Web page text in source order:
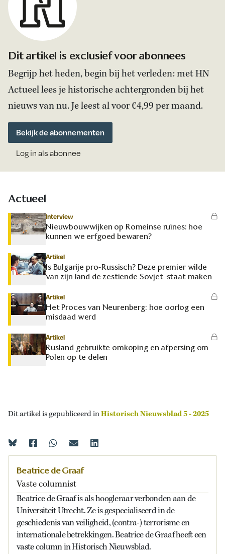
Dit artikel is exclusief voor abonnees
Begrijp het heden, begin bij het verleden: met HN
Actueel lees je historische achtergronden bij het
nieuws van nu. Je leest al voor €4,99 per maand.
Bekijk de abonnementen
Log in als abonnee
Actueel
Interview
Nieuwbouwwijken op Romeinse ruïnes: hoe
kunnen we erfgoed bewaren?
Artikel
Is Bulgarije pro-Russisch? Deze premier wilde
van zijn land de zestiende Sovjet-staat maken
Artikel
Het Proces van Neurenberg: hoe oorlog een
misdaad werd
Artikel
Rusland gebruikte omkoping en afpersing om
Polen op te delen
Dit artikel is gepubliceerd inHistorisch Nieuwsblad 5 - 2025
Beatrice de Graaf
Vaste columnist
Beatrice de Graaf is als hoogleraar verbonden aan de
Universiteit Utrecht. Ze is gespecialiseerd in de
geschiedenis van veiligheid, (contra-) terrorisme en
internationale betrekkingen. Beatrice de Graaf heeft een
vaste column in Historisch Nieuwsblad.